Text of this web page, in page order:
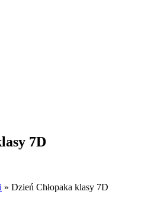
7D
» Dzień Chłopaka klasy 7D